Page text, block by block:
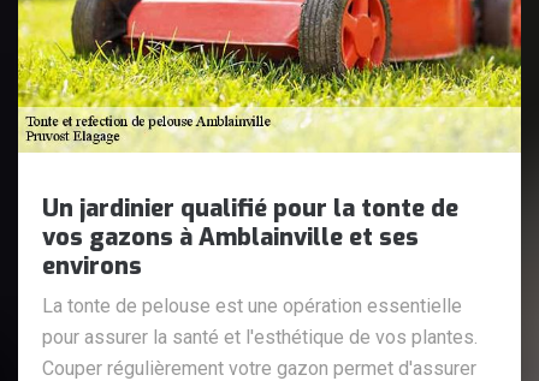
Un jardinier qualifié pour la tonte de
vos gazons à Amblainville et ses
environs
La tonte de pelouse est une opération essentielle
pour assurer la santé et l'esthétique de vos plantes.
Couper régulièrement votre gazon permet d'assurer